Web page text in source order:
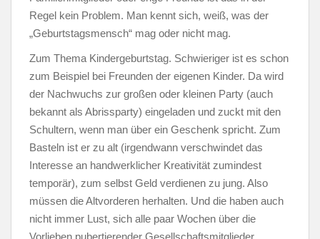
Regel kein Problem. Man kennt sich, weiß, was der
„Geburtstagsmensch“ mag oder nicht mag.
Zum Thema Kindergeburtstag. Schwieriger ist es schon
zum Beispiel bei Freunden der eigenen Kinder. Da wird
der Nachwuchs zur großen oder kleinen Party (auch
bekannt als Abrissparty) eingeladen und zuckt mit den
Schultern, wenn man über ein Geschenk spricht. Zum
Basteln ist er zu alt (irgendwann verschwindet das
Interesse an handwerklicher Kreativität zumindest
temporär), zum selbst Geld verdienen zu jung. Also
müssen die Altvorderen herhalten. Und die haben auch
nicht immer Lust, sich alle paar Wochen über die
Vorlieben pubertierender Gesellschaftsmitglieder